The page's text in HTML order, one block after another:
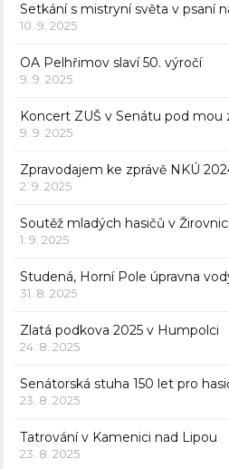
Setkání s mistryní světa v psaní
10. 9. 2025
OA Pelhřimov slaví 50. výročí
9. 9. 2025
Koncert ZUŠ v Senátu pod mou
9. 9. 2025
Zpravodajem ke zprávě NKÚ
2. 9. 2025
Soutěž mladých hasičů v Žirovnici
1. 9. 2025
Studená, Horní Pole úpravna
31. 8. 2025
Zlatá podkova 2025 v Humpolci
24. 8. 2025
Senátorská stuha 150 let pro
23. 8. 2025
Tatrování v Kamenici nad Lipou
23. 8. 2025